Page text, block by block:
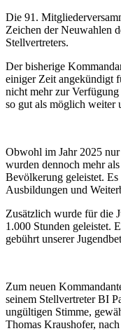
Die 91.
Zeichen der Neuwahlen
Stellvertreters.
Der bisherige
einiger Zeit angekündigt
nicht mehr zur
so gut als möglich weiter
Obwohl im Jahr 2025 nur
wurden dennoch mehr
Bevölkerung geleistet.
Ausbildungen und
Zusätzlich wurde für die
1.000 Stunden geleistet.
gebührt unserer
Zum neuen
seinem Stellvertreter BI
ungültigen Stimme,
Thomas Kraushofer,